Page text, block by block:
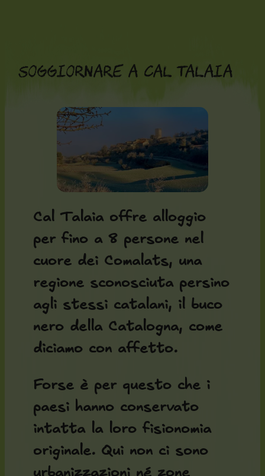
Soggiornare a Cal Talaia
Cal Talaia offre alloggio
per fino a 8 persone nel
cuore dei Comalats, una
regione sconosciuta persino
agli stessi catalani, il buco
nero della Catalogna, come
diciamo con affetto.
Forse è per questo che i
paesi hanno conservato
intatta la loro fisionomia
originale. Qui non ci sono